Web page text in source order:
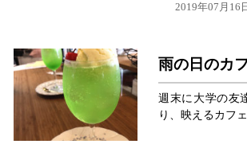
2019年07月16
雨の日のカ
週末に大学の友
り、映えるカフ